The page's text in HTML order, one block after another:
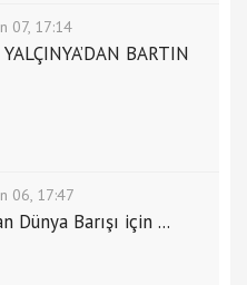
07, 17:14
BARTIN
06, 17:47
Dünya Barışı için ...